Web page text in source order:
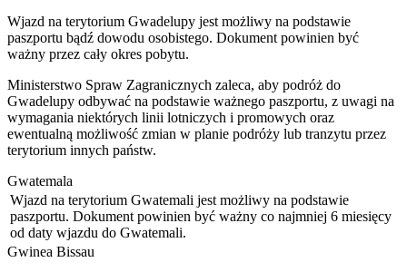
Wjazd na terytorium Gwadelupy jest możliwy na podstawie
paszportu bądź dowodu osobistego. Dokument powinien być
ważny przez cały okres pobytu.
Ministerstwo Spraw Zagranicznych zaleca, aby podróż do
Gwadelupy odbywać na podstawie ważnego paszportu, z uwagi na
wymagania niektórych linii lotniczych i promowych oraz
ewentualną możliwość zmian w planie podróży lub tranzytu przez
terytorium innych państw.
Gwatemala
Wjazd na terytorium Gwatemali jest możliwy na podstawie
paszportu. Dokument powinien być ważny co najmniej 6 miesięcy
od daty wjazdu do Gwatemali.
Gwinea Bissau